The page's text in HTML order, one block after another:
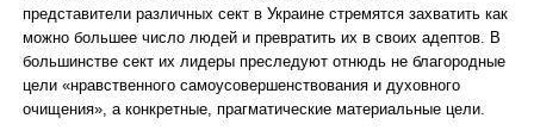
представители различных сект в Украине стремятся захватить как
можно большее число людей и превратить их в своих адептов. В
большинстве сект их лидеры преследуют отнюдь не благородные
цели «нравственного самоусовершенствования и духовного
очищения», а конкретные, прагматические материальные цели.